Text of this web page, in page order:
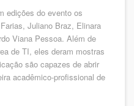
edições do evento os
Juliano Braz, Elinara
Viana Pessoa. Além de
de TI, eles deram mostras
são capazes de abrir
acadêmico-profissional de